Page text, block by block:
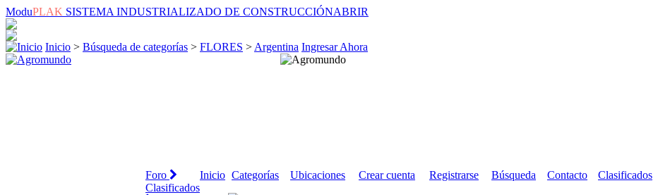
ModuPLAK SISTEMA INDUSTRIALIZADO DE CONSTRUCCIÓNABRIR
Inicio > Búsqueda de categorías > FLORES > Argentina Ingresar Ahora
Foro
Clasificados
Inicio Categorías Ubicaciones Crear cuenta Registrarse Búsqueda Contacto Clasificados